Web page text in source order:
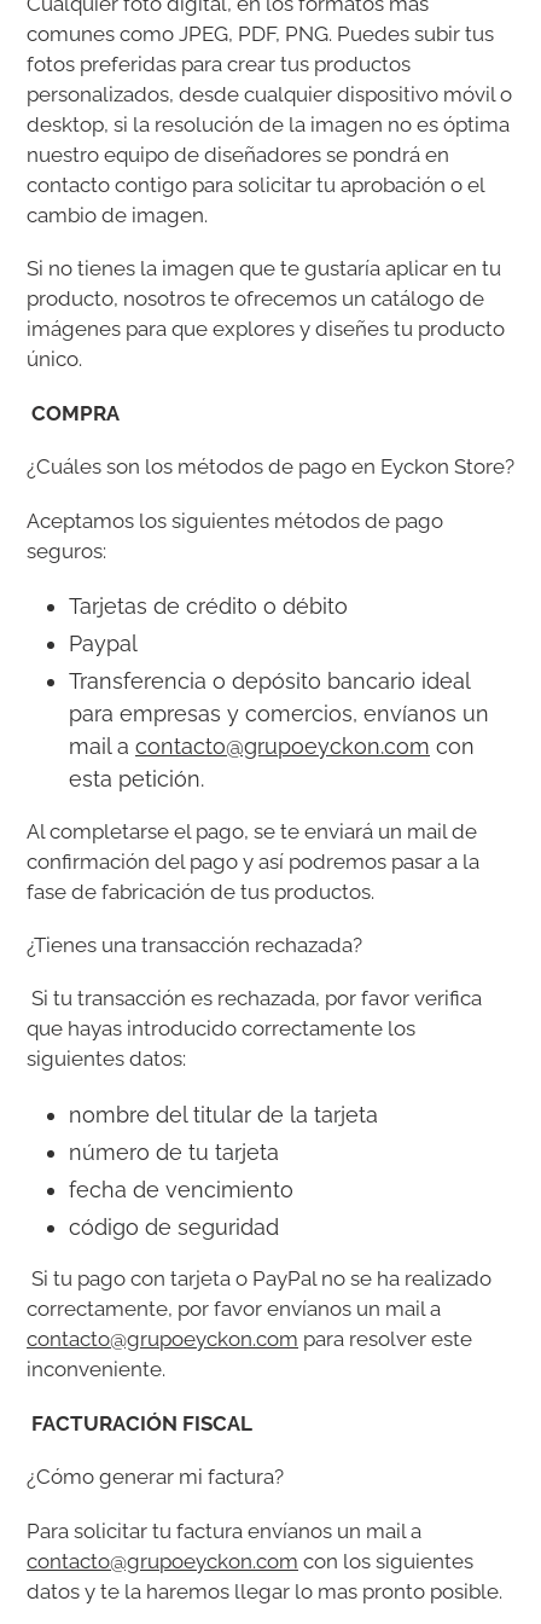
comunes como JPEG, PDF, PNG. Puedes subir tus
fotos preferidas para crear tus productos
personalizados, desde cualquier dispositivo móvil o
desktop, si la resolución de la imagen no es óptima
nuestro equipo de diseñadores se pondrá en
contacto contigo para solicitar tu aprobación o el
cambio de imagen.
Si no tienes la imagen que te gustaría aplicar en tu
producto, nosotros te ofrecemos un catálogo de
imágenes para que explores y diseñes tu producto
único.
COMPRA
¿Cuáles son los métodos de pago en Eyckon Store?
Aceptamos los siguientes métodos de pago
seguros:
Tarjetas de crédito o débito
Paypal
Transferencia o depósito ­bancario ideal
para empresas y comercios, envíanos un
mail a contacto@grupoeyckon.com con
esta petición.
Al completarse el pago, se te enviará un mail de
confirmación del pago y así podremos pasar a la
fase de fabricación de tus productos.
¿Tienes una transacción rechazada?
Si tu transacción es rechazada, por favor verifica
que hayas introducido correctamente los
siguientes datos:
nombre del titular de la tarjeta
número de tu tarjeta
fecha de vencimiento
código de seguridad
Si tu pago con tarjeta o PayPal no se ha realizado
correctamente, por favor envíanos un mail a
contacto@grupoeyckon.com para resolver este
inconveniente.
FACTURACIÓN FISCAL
¿Cómo generar mi factura?
Para solicitar tu factura envíanos un mail a
contacto@grupoeyckon.com con los siguientes
datos y te la haremos llegar lo mas pronto posible.